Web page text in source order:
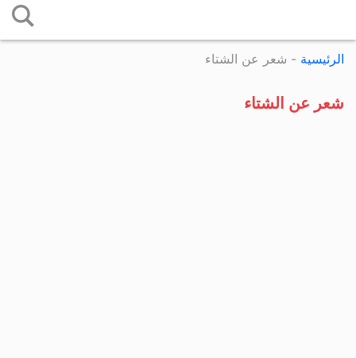
إلى
الرئيسية - شعر عن الشتاء
شعر عن الشتاء